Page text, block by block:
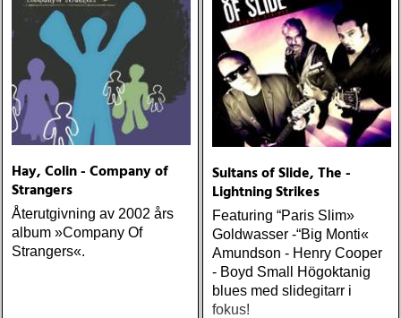
Hay, Colin - Company of
Strangers
Återutgivning av 2002 års
album »Company Of
Strangers«.
Sultans of Slide, The -
Lightning Strikes
Featuring “Paris Slim»
Goldwasser -“Big Monti«
Amundson - Henry Cooper
- Boyd Small Högoktanig
blues med slidegitarr i
fokus!